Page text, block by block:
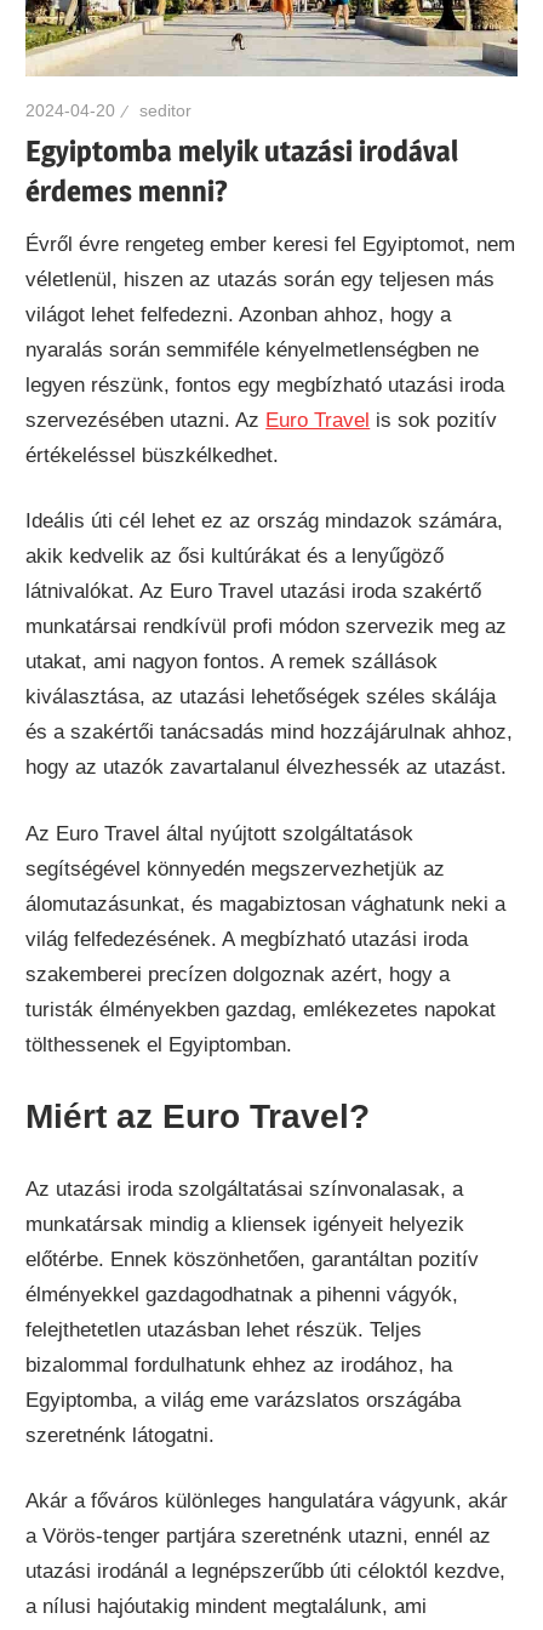
2024-04-20 seditor
Egyiptomba melyik utazási irodával
érdemes menni?
Évről évre rengeteg ember keresi fel Egyiptomot, nem
véletlenül, hiszen az utazás során egy teljesen más
világot lehet felfedezni. Azonban ahhoz, hogy a
nyaralás során semmiféle kényelmetlenségben ne
legyen részünk, fontos egy megbízható utazási iroda
szervezésében utazni. Az Euro Travel is sok pozitív
értékeléssel büszkélkedhet.
Ideális úti cél lehet ez az ország mindazok számára,
akik kedvelik az ősi kultúrákat és a lenyűgöző
látnivalókat. Az Euro Travel utazási iroda szakértő
munkatársai rendkívül profi módon szervezik meg az
utakat, ami nagyon fontos. A remek szállások
kiválasztása, az utazási lehetőségek széles skálája
és a szakértői tanácsadás mind hozzájárulnak ahhoz,
hogy az utazók zavartalanul élvezhessék az utazást.
Az Euro Travel által nyújtott szolgáltatások
segítségével könnyedén megszervezhetjük az
álomutazásunkat, és magabiztosan vághatunk neki a
világ felfedezésének. A megbízható utazási iroda
szakemberei precízen dolgoznak azért, hogy a
turisták élményekben gazdag, emlékezetes napokat
tölthessenek el Egyiptomban.
Miért az Euro Travel?
Az utazási iroda szolgáltatásai színvonalasak, a
munkatársak mindig a kliensek igényeit helyezik
előtérbe. Ennek köszönhetően, garantáltan pozitív
élményekkel gazdagodhatnak a pihenni vágyók,
felejthetetlen utazásban lehet részük. Teljes
bizalommal fordulhatunk ehhez az irodához, ha
Egyiptomba, a világ eme varázslatos országába
szeretnénk látogatni.
Akár a főváros különleges hangulatára vágyunk, akár
a Vörös-tenger partjára szeretnénk utazni, ennél az
utazási irodánál a legnépszerűbb úti céloktól kezdve,
a nílusi hajóutakig mindent megtalálunk, ami